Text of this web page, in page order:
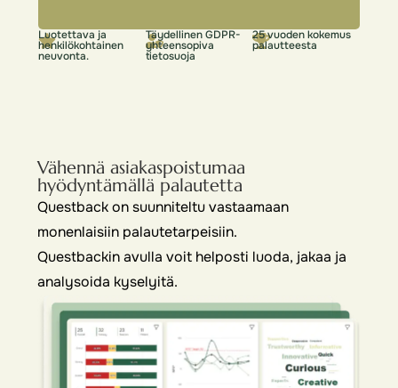
Luotettava ja
henkilökohtainen
neuvonta.
Täydellinen GDPR-
yhteensopiva
tietosuoja
25 vuoden kokemus
palautteesta
Vähennä asiakaspoistumaa
hyödyntämällä palautetta
Questback on suunniteltu vastaamaan
monenlaisiin palautetarpeisiin.
Questbackin avulla voit helposti luoda, jakaa ja
analysoida kyselyitä.